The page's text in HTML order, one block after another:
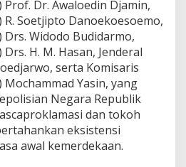
Prof. Dr. Awaloedin Djamin,
R. Soetjipto Danoekoesoemo,
Drs. Widodo Budidarmo,
H. M. Hasan, Jenderal
serta Komisaris
Mochammad Yasin, yang
Negara Republik
dan tokoh
eksistensi
awal kemerdekaan.